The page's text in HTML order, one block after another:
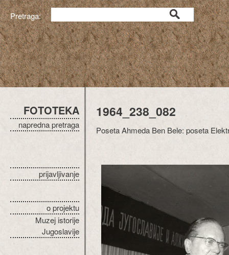
Pretraga:
FOTOTEKA
napredna pretraga
prijavljivanje
o projektu
Muzej istorije
Jugoslavije
1964_238_082
Poseta Ahmeda Ben Bele: poseta